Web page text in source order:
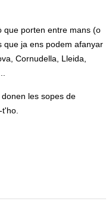
que porten entre mans (o
que ja ens podem afanyar
Cornudella, Lleida,
les sopes de